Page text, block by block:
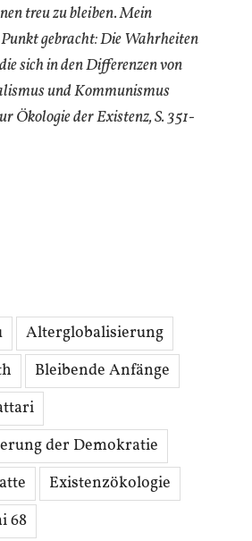
treu zu bleiben. Mein
gebracht: Die Wahrheiten
sich in den Differenzen von
und Kommunismus
Ökologie der Existenz, S. 351-
Alterglobalisierung
Bleibende Anfänge
der Demokratie
Existenzökologie
68